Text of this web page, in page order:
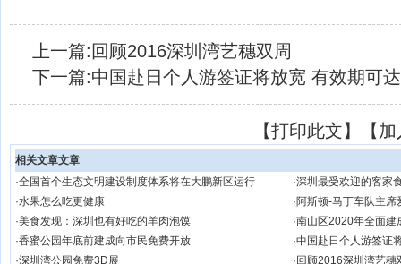
上一篇: 回顾2016深圳湾艺穗双周
下一篇:中国赴日个人游签证将放宽 有效期可
【打印此文】【加
相关文章文章
·全国首个生态文明建设制度体系将在大鹏新区运行 ·深圳最受欢迎的客家
·水果怎么吃更健康 ·阿斯顿-马丁车队主席
·美食发现：深圳也有好吃的羊肉泡馍 ·南山区2020年全面建
·香蜜公园年底前建成向市民免费开放 ·中国赴日个人游签证
·深圳湾公园免费3D展 · 回顾2016深圳湾艺穗